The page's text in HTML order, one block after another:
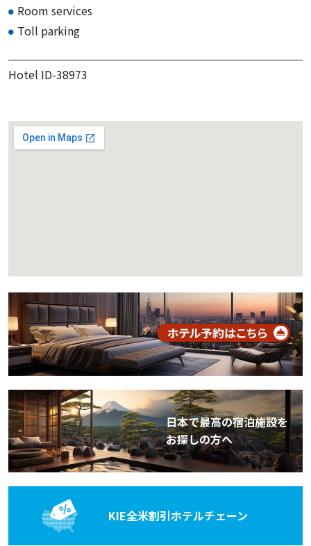
Room services
Toll parking
Hotel ID-38973
日本で最高の宿泊施設を
お探しの方へ
KIE全米割引ホテルチェーン